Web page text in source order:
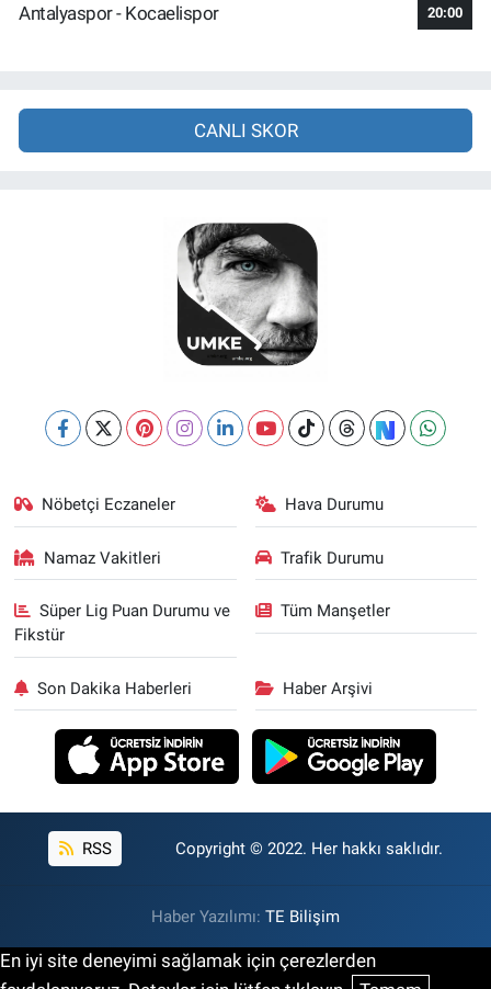
Antalyaspor - Kocaelispor 20:00
CANLI SKOR
Nöbetçi Eczaneler Hava Durumu
Namaz Vakitleri Trafik Durumu
Süper Lig Puan Durumu ve
Fikstür
Tüm Manşetler
Son Dakika Haberleri Haber Arşivi
RSS Copyright © 2022. Her hakkı saklıdır.
Haber Yazılımı: TE Bilişim
En iyi site deneyimi sağlamak için çerezlerden